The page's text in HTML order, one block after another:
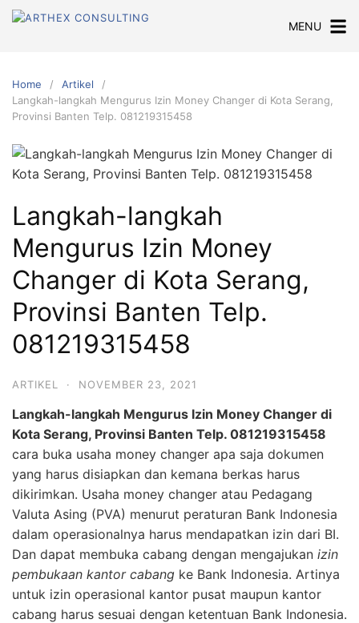
Skip
MENU
Home
Artikel
Langkah-langkah Mengurus Izin Money Changer di Kota Serang,
Provinsi Banten Telp. 081219315458
Langkah-langkah
Mengurus Izin Money
Changer di Kota Serang,
Provinsi Banten Telp.
081219315458
ARTIKEL · NOVEMBER 23, 2021
Langkah-langkah Mengurus Izin Money Changer di
Kota Serang, Provinsi Banten Telp. 081219315458
cara buka usaha money changer apa saja dokumen
yang harus disiapkan dan kemana berkas harus
dikirimkan. Usaha money changer atau Pedagang
Valuta Asing (PVA) menurut peraturan Bank Indonesia
dalam operasionalnya harus mendapatkan izin dari BI.
Dan dapat membuka cabang dengan mengajukan izin
pembukaan kantor cabang ke Bank Indonesia. Artinya
untuk izin operasional kantor pusat maupun kantor
cabang harus sesuai dengan ketentuan Bank Indonesia.